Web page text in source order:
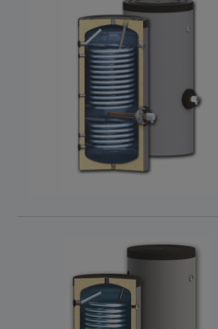
Zasobnik LEMET 300L 2w (SE)
bojler z dwiema wężownicami +
anoda + WYSYŁKA POBRANIOWA
GRATIS!
3 199,00 zł